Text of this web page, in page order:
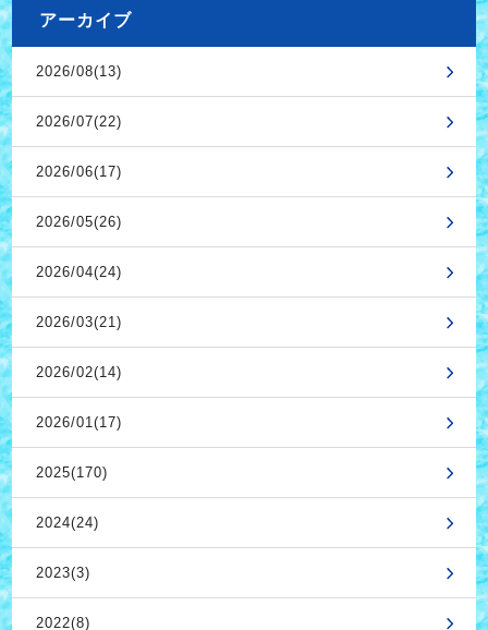
アーカイブ
2026/08(13)
2026/07(22)
2026/06(17)
2026/05(26)
2026/04(24)
2026/03(21)
2026/02(14)
2026/01(17)
2025(170)
2024(24)
2023(3)
2022(8)